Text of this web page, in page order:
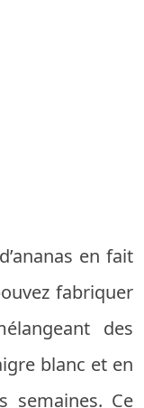
en fait
fabriquer
des
blanc et en
semaines. Ce